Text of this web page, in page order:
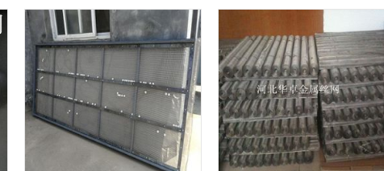
面议
会员注册： 第 7 年
经营模式：生产制造
成立日期：
2018-10-19
供应产品：46 条
面议
会员注册：第 10 年
经营模式：生产制造
成立日期：2014-11-24
供应产品： 199 条